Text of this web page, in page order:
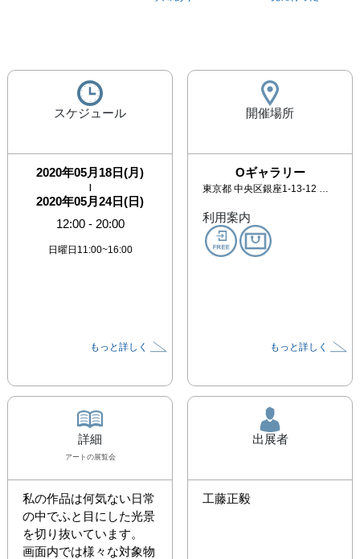
スケジュール
2020年05月18日(月)
|
2020年05月24日(日)
12:00- 20:00
日曜日11:00~16:00
もっと詳しく
開催場所
Oギャラリー
東京都 中央区銀座1-13-12 銀友ビル9F
利用案内
もっと詳しく
詳細
アート の展覧会
私の作品は何気ない日常
の中でふと目にした光景
を切り抜いています。
画面内では様々な対象物
出展者
工藤正毅